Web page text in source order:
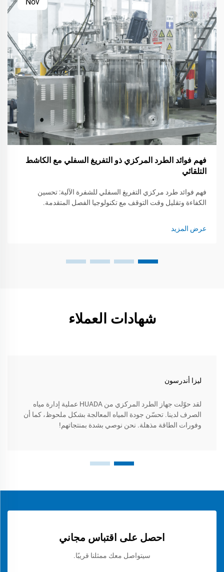
فهم فوائد الطرد المركزي ذو التفريغ السفلي مع الكاشط
التلقائي
فهم فوائد طرد مركزي التفريغ السفلي للشفرة الآلية: تحسين
الكفاءة وتقليل وقت التوقف مع تكنولوجيا الفصل المتقدمة.
عرض المزيد
شهادات العملاء
ليزا أندرسون
لقد حوّلت جهاز الطرد المركزي من HUADA عملية إدارة مياه
الصرف لدينا. تحسّن جودة المياه المعالجة بشكل ملحوظ، كما أن
وفورات الطاقة مذهلة. نحن نوصي بشدة بمنتجاتهم!
احصل على اقتباس مجاني
سيتواصل معك ممثلنا قريبًا.